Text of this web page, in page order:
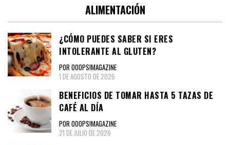
ALIMENTACIÓN
¿CÓMO PUEDES SABER SI ERES
INTOLERANTE AL GLUTEN?
POR OOOPS!MAGAZINE
1 DE AGOSTO DE 2026
BENEFICIOS DE TOMAR HASTA 5 TAZAS DE
CAFÉ AL DÍA
POR OOOPS!MAGAZINE
21 DE JULIO DE 2026